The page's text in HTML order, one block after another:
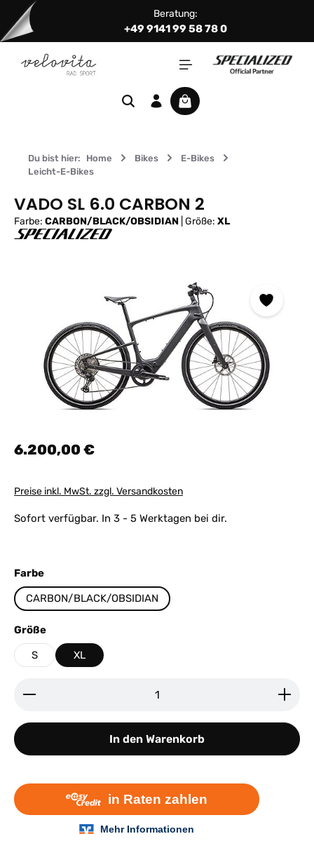
Zum Hauptinhalt springen Beratung:
+49 9141 99 58 78 0
Warenkorb enthält 0
Du bist hier: Home Bikes
E-Bikes
Leicht-E-Bikes
VADO SL 6.0 CARBON 2
Farbe: CARBON/BLACK/OBSIDIAN Größe: XL
Regulärer Preis:
6.200,00 €
Preise inkl. MwSt. zzgl. Versandkosten
Sofort verfügbar. In 3 - 5 Werktagen bei dir.
Farbeauswählen
CARBON/BLACK/OBSIDIAN
Größeauswählen
S XL
Produkt Anzahl: Gib den gewünschten Wert ein
In den Warenkorb